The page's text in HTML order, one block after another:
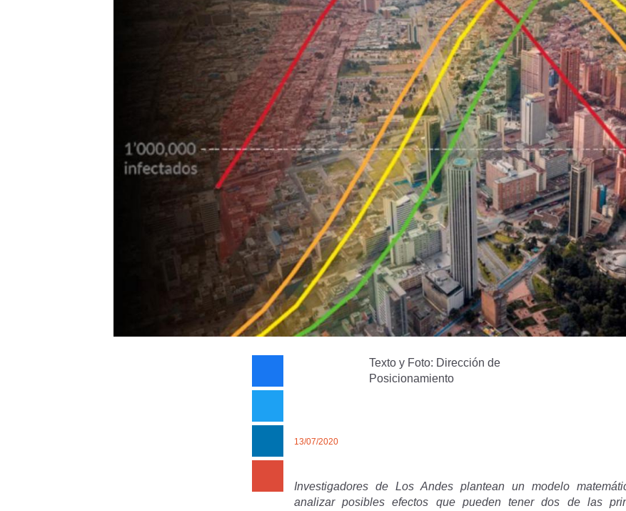
Texto y Foto: Dirección de
Posicionamiento
13/07/2020
Investigadores de Los Andes plantean un modelo
analizar posibles efectos que pueden tener dos de las